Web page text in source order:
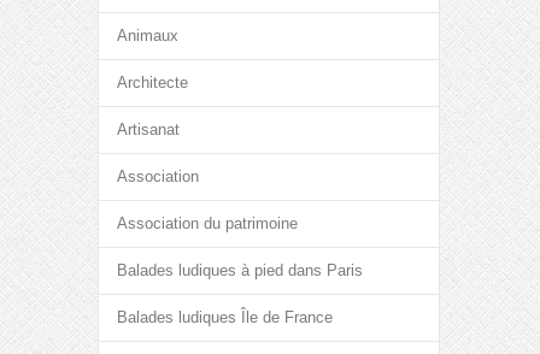
Animaux
Architecte
Artisanat
Association
Association du patrimoine
Balades ludiques à pied dans Paris
Balades ludiques Île de France